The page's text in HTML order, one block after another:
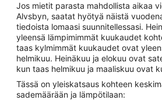
Jos mietit parasta mahdollista aikaa
Alvsbyn, saatat hyötyä näistä
tiedoista lomaasi suunnitellessasi.
yleensä lämpimimmät kuukaudet
taas kylmimmät kuukaudet ovat
helmikuu. Heinäkuu ja elokuu ovat
kun taas helmikuu ja maaliskuu ovat
Tässä on yleiskatsaus kohteen
sademäärään ja lämpötilaan: